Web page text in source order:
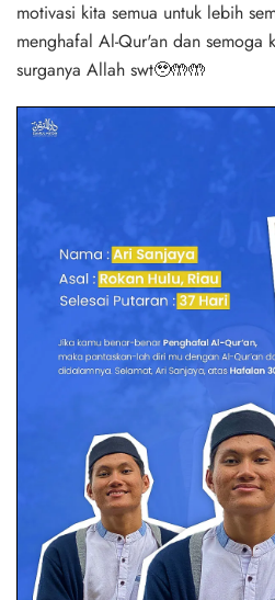
motivasi kita semua untuk lebih
menghafal Al-Qur'an dan semoga
surganya Allah swt🥹🤲🤲